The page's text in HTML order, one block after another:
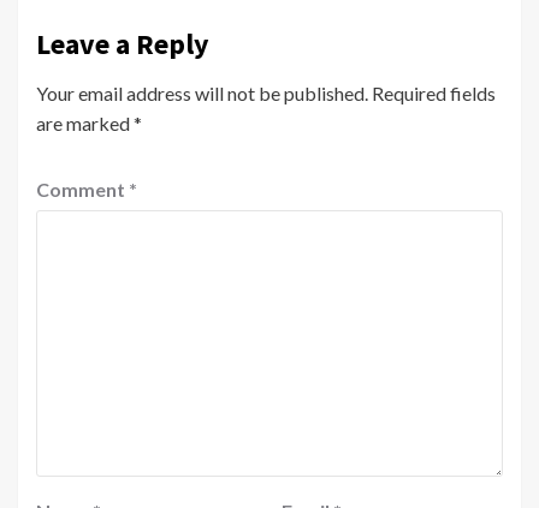
Leave a Reply
Your email address will not be published. Required fields
are marked*
Comment *